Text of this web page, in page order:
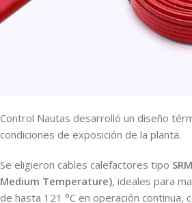
Control Nautas desarrolló un diseño
condiciones de exposición de la planta.
Se eligieron cables calefactores tipo
Medium Temperature), ideales para
de hasta 121 °C en operación continua,